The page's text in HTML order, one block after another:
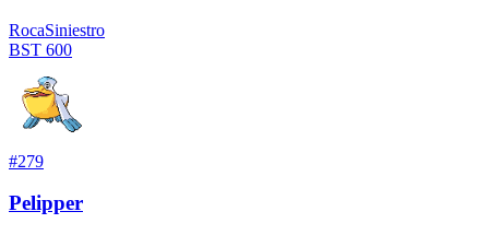
RocaSiniestro
BST 600
#279
Pelipper